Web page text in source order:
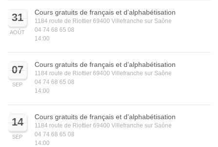
31
AOÛT
Cours gratuits de français et d’alphabétisation
1184 route de Riottier 69400 Villefranche sur Saône
04 74 68 65 08
14:00
07
SEP
Cours gratuits de français et d’alphabétisation
1184 route de Riottier 69400 Villefranche sur Saône
04 74 68 65 08
14:00
14
SEP
Cours gratuits de français et d’alphabétisation
1184 route de Riottier 69400 Villefranche sur Saône
04 74 68 65 08
14:00